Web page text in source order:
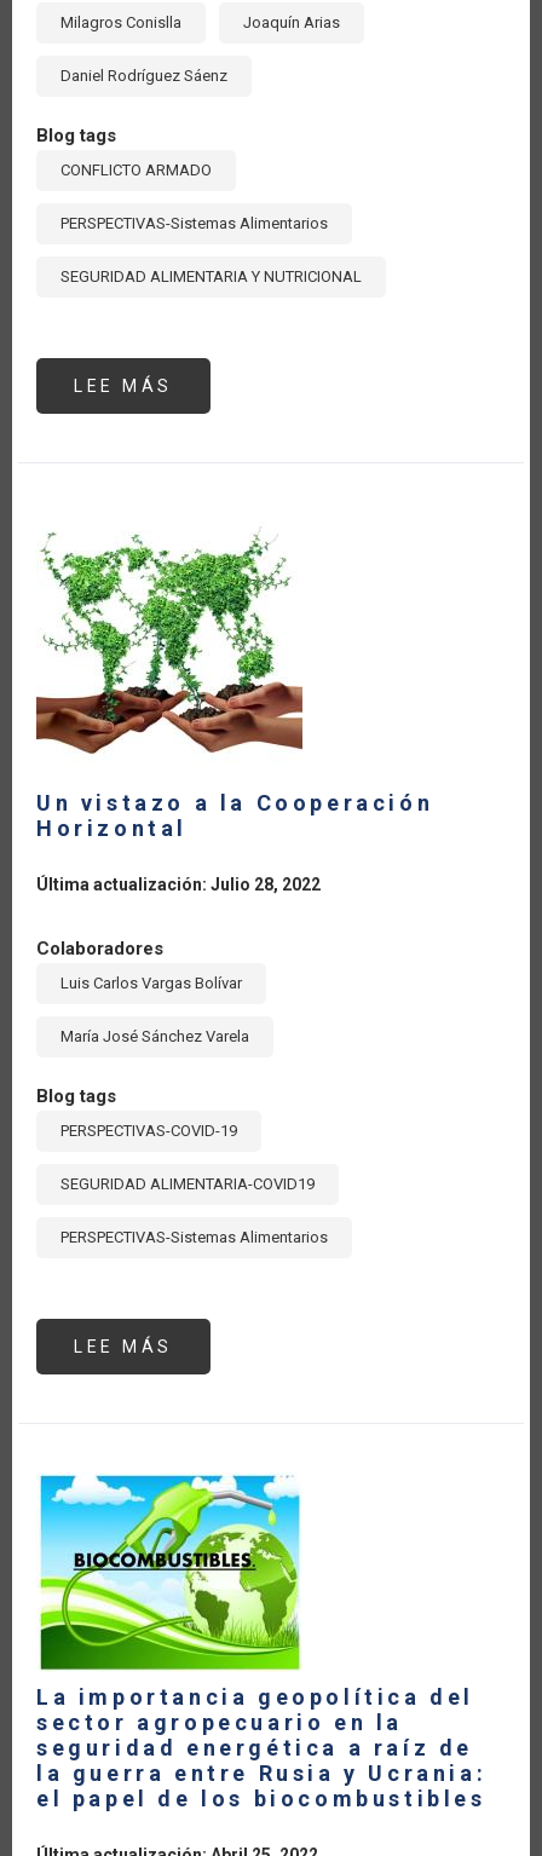
Milagros Conislla Joaquín Arias
Daniel Rodríguez Sáenz
Blog tags
CONFLICTO ARMADO
PERSPECTIVAS-Sistemas Alimentarios
SEGURIDAD ALIMENTARIA Y NUTRICIONAL
LEE MÁS
137%
FERTILIZANTES
QUÍMICOS
DE
AMÉRICA
LATINA
Y
EL
CARIBE
EN
2022
Un vistazo a la Cooperación
Horizontal
Última actualización: Julio 28, 2022
Colaboradores
Luis Carlos Vargas Bolívar
María José Sánchez Varela
Blog tags
PERSPECTIVAS-COVID-19
SEGURIDAD ALIMENTARIA-COVID19
PERSPECTIVAS-Sistemas Alimentarios
LEE MÁS
VISTAZO
La importancia geopolítica del
sector agropecuario en la
seguridad energética a raíz de
la guerra entre Rusia y Ucrania:
el papel de los biocombustibles